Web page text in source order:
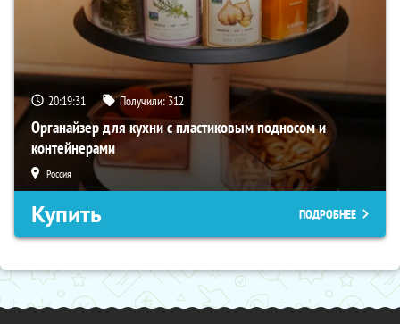
20:19:30 Получили: 312
Органайзер для кухни с пластиковым подносом и
контейнерами
Россия
Купить ПОДРОБНЕЕ